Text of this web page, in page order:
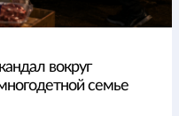
вокруг
семье